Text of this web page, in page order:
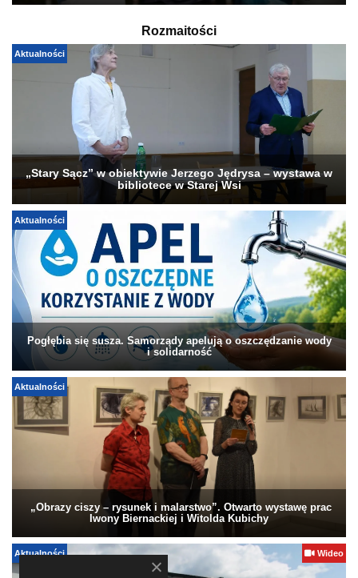
Rozmaitości
Aktualności
„Stary Sącz” w obiektywie Jerzego Jędrysa – wystawa w
bibliotece w Starej Wsi
Aktualności
Pogłębia się susza. Samorządy apelują o oszczędzanie wody
i solidarność
Aktualności
„Obrazy ciszy – rysunek i malarstwo”. Otwarto wystawę prac
Iwony Biernackiej i Witolda Kubichy
Aktualności Wideo